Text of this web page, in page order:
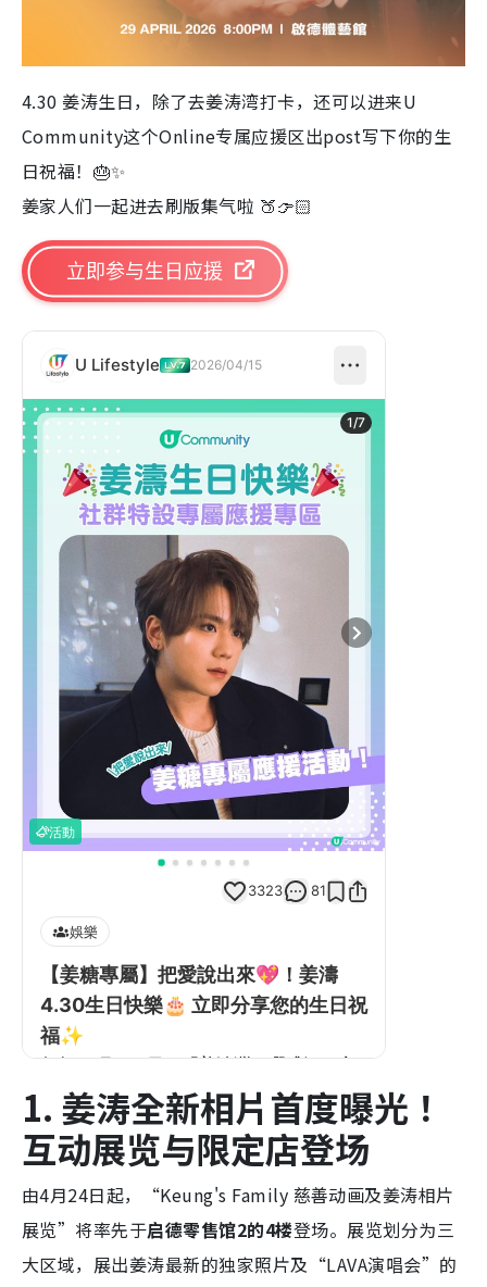
4.30 姜涛生日，除了去姜涛湾打卡，还可以进来U
Community这个Online专属应援区出post写下你的生
日祝福！🎂✨
姜家人们一起进去刷版集气啦 🍑👉🏻
立即参与生日应援
1. 姜涛全新相片首度曝光！
互动展览与限定店登场
由4月24日起，“Keung's Family 慈善动画及姜涛相片
展览”将率先于启德零售馆2的4楼登场。展览划分为三
大区域，展出姜涛最新的独家照片及“LAVA演唱会”的